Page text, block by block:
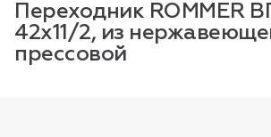
Переходник ROMMER
42х11/2, из
прессовой